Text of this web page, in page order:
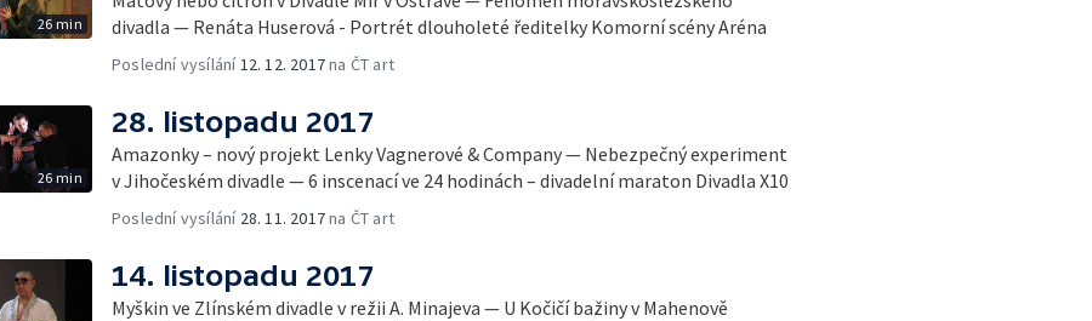
26 min
divadla — Renáta Huserová - Portrét dlouholeté ředitelky Komorní scény Aréna
Poslední vysílání12. 12. 2017na ČT art
26 min
28. listopadu 2017
Amazonky – nový projekt Lenky Vagnerové & Company — Nebezpečný experiment
v Jihočeském divadle — 6 inscenací ve 24 hodinách – divadelní maraton Divadla X10
Poslední vysílání 28. 11. 2017na ČT art
14. listopadu 2017
Myškin ve Zlínském divadle v režii A. Minajeva — U Kočičí bažiny v Mahenově